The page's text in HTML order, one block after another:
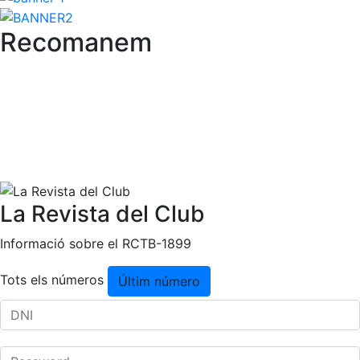
Estructura executiva
Treballa amb nosaltres
Àrea esportiva
Escola de tennis
Recomanem
La Revista del Club
Informació sobre el RCTB-1899
Tots els números Últim número